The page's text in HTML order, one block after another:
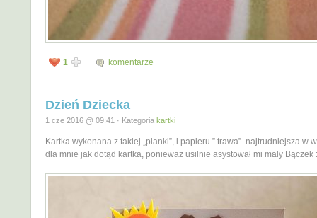
1 komentarze
Dzień Dziecka
1 cze 2016 @ 09:41 · Kategoria kartki
Kartka wykonana z takiej „pianki”, i papieru ” trawa”. najtrudniejsza w
dla mnie jak dotąd kartka, ponieważ usilnie asystował mi mały Bączek